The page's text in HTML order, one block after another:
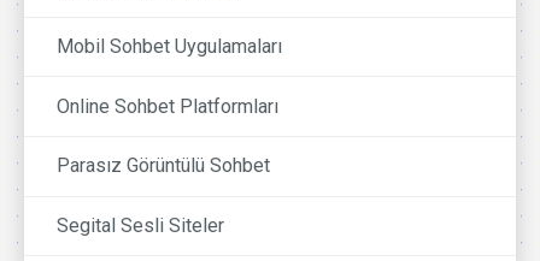
Mobil Sohbet Uygulamaları
Online Sohbet Platformları
Parasız Görüntülü Sohbet
Segital Sesli Siteler